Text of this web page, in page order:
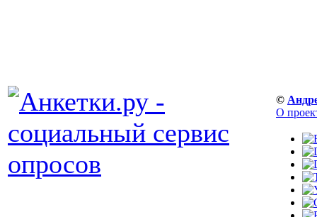
©
О